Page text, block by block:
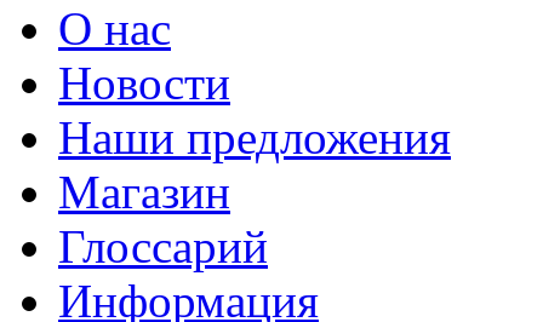
О нас
Новости
Наши предложения
Магазин
Глоссарий
Информация